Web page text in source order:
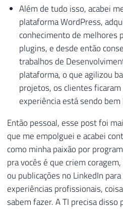
Além de tudo isso, acabei
plataforma WordPress,
conhecimento de melhores
plugins, e desde então
trabalhos de
plataforma, o que agilizou
projetos, os clientes
experiência está sendo
Então pessoal, esse post foi
que me empolguei e acabei
como minha paixão por
pra vocês é que criem
ou publicações no LinkedIn
experiências profissionais,
sabem fazer. A TI precisa disso